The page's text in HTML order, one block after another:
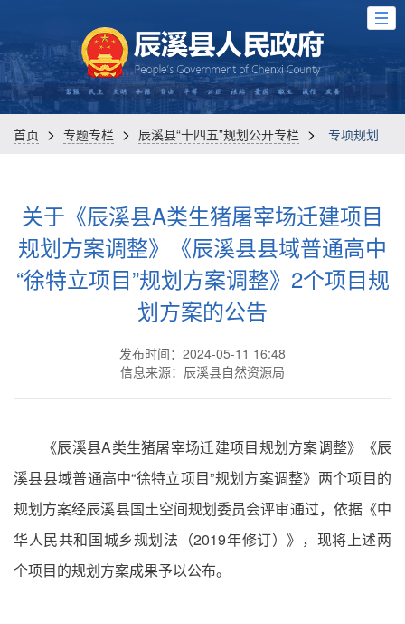
首页 > 专题专栏 > 辰溪县“十四五”规划公开专栏 > 专项规划
关于《辰溪县A类生猪屠宰场迁建项目
规划方案调整》《辰溪县县域普通高中
“徐特立项目”规划方案调整》2个项目规
划方案的公告
发布时间：2024-05-11 16:48
信息来源：辰溪县自然资源局
《辰溪县A类生猪屠宰场迁建项目规划方案调整》《辰
溪县县域普通高中“徐特立项目”规划方案调整》两个项目的
规划方案经辰溪县国土空间规划委员会评审通过，依据《中
华人民共和国城乡规划法（2019年修订）》，现将上述两
个项目的规划方案成果予以公布。